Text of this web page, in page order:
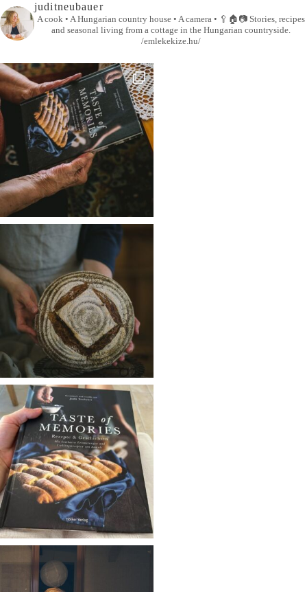
juditneubauer
A cook • A Hungarian country house • A camera • 🥄🏠📷Stories, recipes
and seasonal living from a cottage in the Hungarian countryside.
/emlekekize.hu/